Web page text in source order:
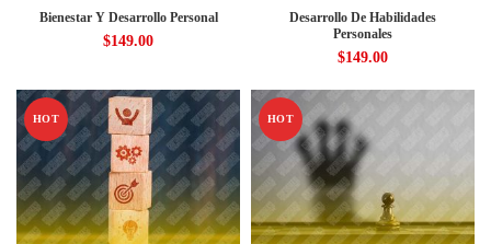
Bienestar Y Desarrollo Personal
$149.00
Desarrollo De Habilidades
Personales
$149.00
HOT HOT